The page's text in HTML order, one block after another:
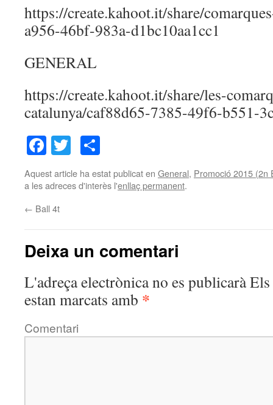
https://create.kahoot.it/share/
a956-46bf-983a-d1bc10aa1cc1
GENERAL
https://create.kahoot.it/share/les-
catalunya/caf88d65-7385-49f6-b551-
Facebook
Twitter
Aquest article ha estat publicat en General, Promoció 2015 (2n
a les adreces d'interès l'enllaç permanent.
← Ball 4t
Deixa un comentari
L'adreça electrònica no es publicaràEls
estan marcats amb *
Comentari